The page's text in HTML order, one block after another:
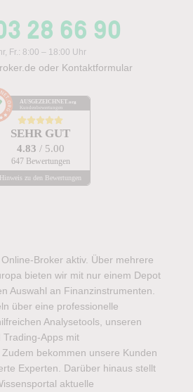
28 66 90
Fr.: 8:00 – 18:00 Uhr
oder Kontaktformular
AUSGEZEICHNET .org
Kundenbewertungen
SEHR GUT
4.83 / 5.00
647 Bewertungen
Hinweis zu den Bewertungen
Broker aktiv. Über mehrere
bieten wir mit nur einem Depot
Auswahl an Finanzinstrumenten.
über eine professionelle
Analysetools, unseren
Trading-Apps mit
bekommen unsere Kunden
Experten. Darüber hinaus stellt
aktuelle